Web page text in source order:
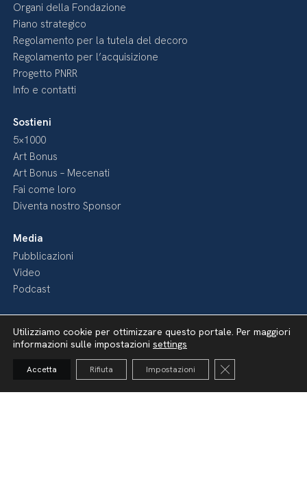
Organi della Fondazione
Piano strategico
Regolamento per la tutela del decoro
Regolamento per l’acquisizione
Progetto PNRR
Info e contatti
Sostieni
5×1000
Art Bonus
Art Bonus – Mecenati
Fai come loro
Diventa nostro Sponsor
Media
Pubblicazioni
Video
Podcast
Utilizziamo cookie per ottimizzare questo portale. Per maggiori
informazioni sulle impostazioni settings
Accetta Rifiuta Impostazioni Close GDPR